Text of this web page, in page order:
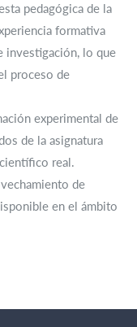
pedagógica de la
formativa
investigación, lo que
proceso de
experimental de
de la asignatura
real.
de
en el ámbito